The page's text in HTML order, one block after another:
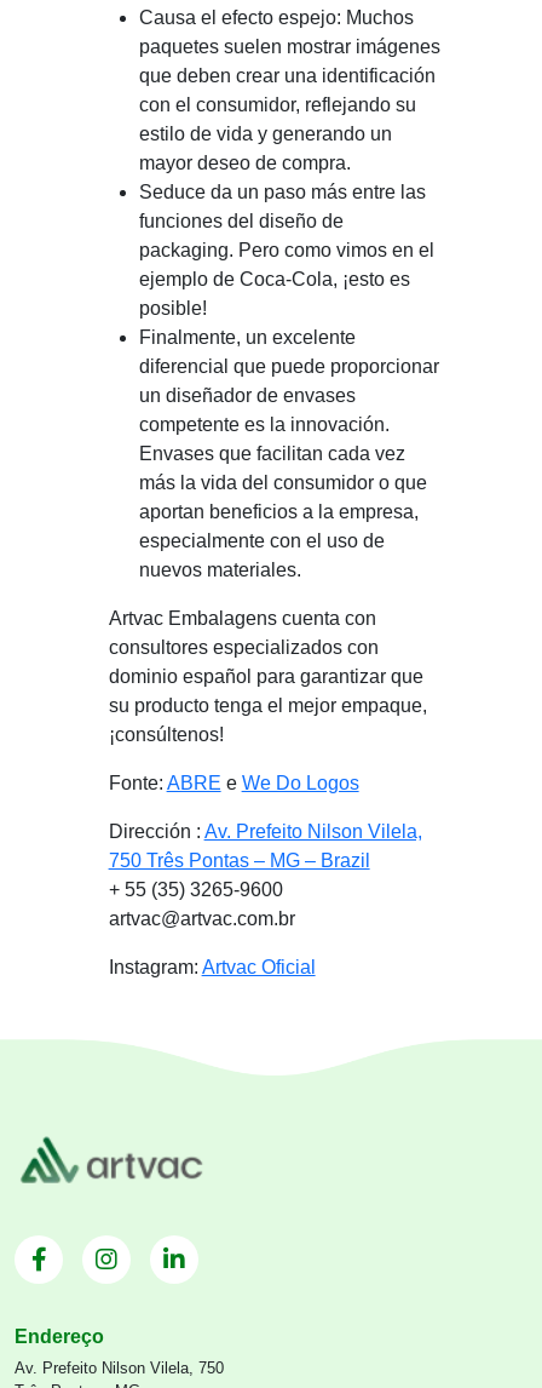
Causa el efecto espejo: Muchos
paquetes suelen mostrar imágenes
que deben crear una identificación
con el consumidor, reflejando su
estilo de vida y generando un
mayor deseo de compra.
Seduce da un paso más entre las
funciones del diseño de
packaging. Pero como vimos en el
ejemplo de Coca-Cola, ¡esto es
posible!
Finalmente, un excelente
diferencial que puede proporcionar
un diseñador de envases
competente es la innovación.
Envases que facilitan cada vez
más la vida del consumidor o que
aportan beneficios a la empresa,
especialmente con el uso de
nuevos materiales.
Artvac Embalagens cuenta con
consultores especializados con
dominio español para garantizar que
su producto tenga el mejor empaque,
¡consúltenos!
Fonte: ABRE e We Do Logos
Dirección : Av. Prefeito Nilson Vilela,
750 Três Pontas – MG – Brazil
+ 55 (35) 3265-9600
artvac@artvac.com.br
Instagram: Artvac Oficial
Endereço
Av. Prefeito Nilson Vilela, 750